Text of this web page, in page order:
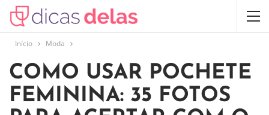
Início Moda
COMO USAR POCHETE
FEMININA: 35 FOTOS